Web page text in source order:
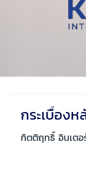
กระเบื้องหลังคาคอนกรีตตราเพชร ปทุมธานี